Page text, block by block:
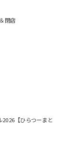
閉店
【ひらつーまと